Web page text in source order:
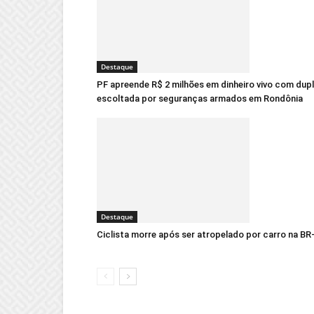
Destaque
PF apreende R$ 2 milhões em dinheiro vivo com
escoltada por seguranças armados em Rondônia
Destaque
Ciclista morre após ser atropelado por carro na